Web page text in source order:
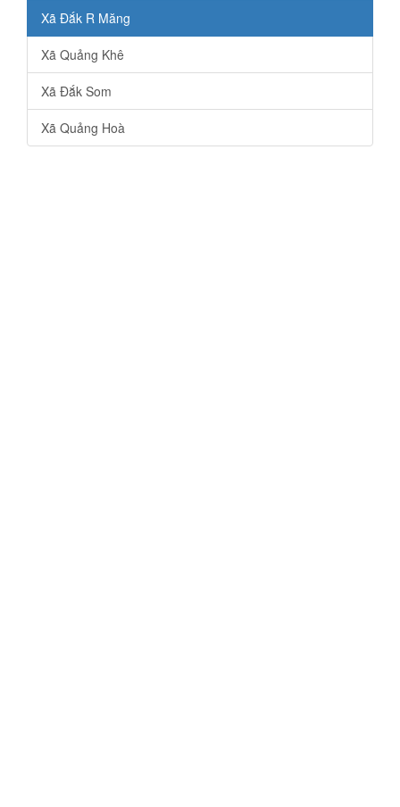
Xã Đắk R Măng
Xã Quảng Khê
Xã Đắk Som
Xã Quảng Hoà